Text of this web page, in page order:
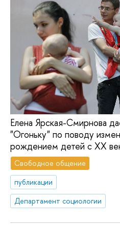
Елена Ярская-Смирнова
"Огоньку" по поводу
рождением детей с XX
Свободное общение
публикации
Департамент социологии